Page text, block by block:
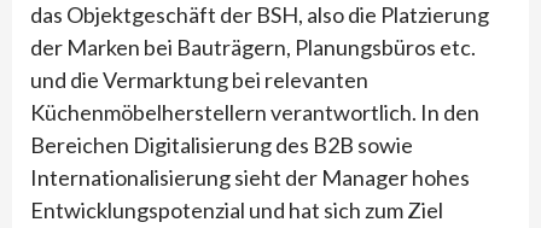
das Objektgeschäft der BSH, also die Platzierung
der Marken bei Bauträgern, Planungsbüros etc.
und die Vermarktung bei relevanten
Küchenmöbelherstellern verantwortlich. In den
Bereichen Digitalisierung des B2B sowie
Internationalisierung sieht der Manager hohes
Entwicklungspotenzial und hat sich zum Ziel